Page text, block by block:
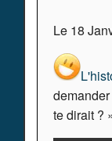
Le 18
te dirait ?